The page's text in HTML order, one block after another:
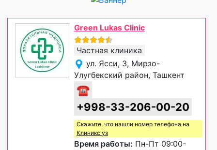
Green Lukas Clinic
Частная клиника
ул. Ясси, 3, Мирзо-
Улугбекский район, Ташкент
☎
+998-33-206-00-20
Скажите, что нашли номер телефона на
Клиникс уз
Время работы: Пн-Пт 09:00-